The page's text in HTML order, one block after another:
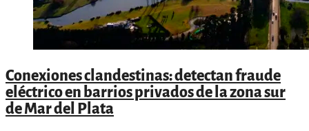
Conexiones clandestinas: detectan fraude
eléctrico en barrios privados de la zona sur
de Mar del Plata